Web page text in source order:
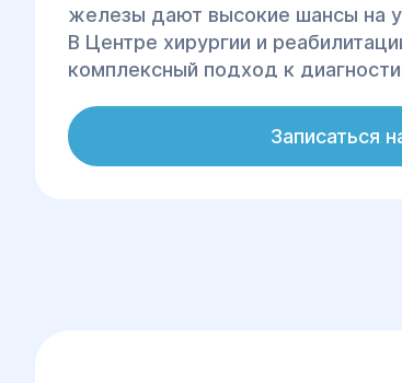
железы дают высокие шансы на
В Центре хирургии и
комплексный подход к
Записаться